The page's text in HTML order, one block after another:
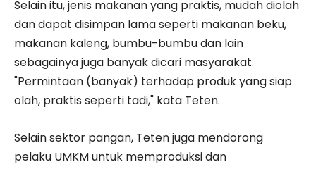
Selain itu, jenis makanan yang praktis, mudah diolah
dan dapat disimpan lama seperti makanan beku,
makanan kaleng, bumbu-bumbu dan lain
sebagainya juga banyak dicari masyarakat.
"Permintaan (banyak) terhadap produk yang siap
olah, praktis seperti tadi," kata Teten.
Selain sektor pangan, Teten juga mendorong
pelaku UMKM untuk memproduksi dan